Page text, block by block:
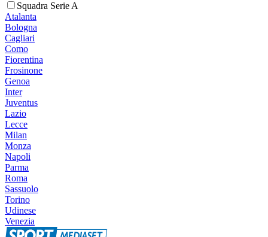
Squadra Serie A
Atalanta
Bologna
Cagliari
Como
Fiorentina
Frosinone
Genoa
Inter
Juventus
Lazio
Lecce
Milan
Monza
Napoli
Parma
Roma
Sassuolo
Torino
Udinese
Venezia